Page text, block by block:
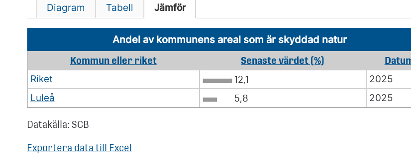
Diagram Tabell Jämför
Andel av kommunens areal som är skyddad natur
Kommun eller riket Senaste värdet (%)
Riket 12,1
2025
Luleå
5,8 2025
Datakälla: SCB
Exportera data till Excel